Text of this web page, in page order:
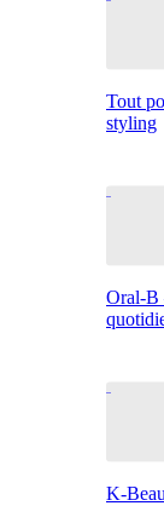
Tout
styling
Oral-B
K-